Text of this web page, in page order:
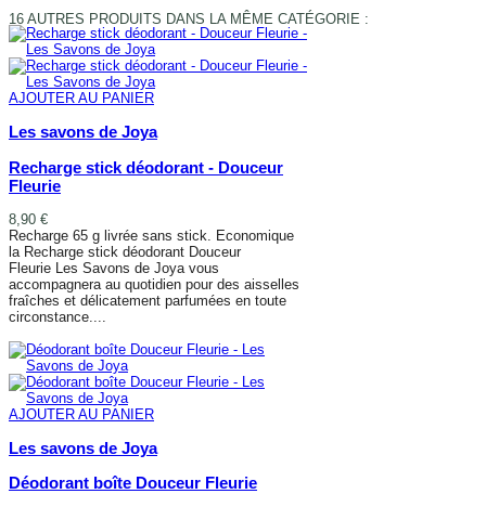
16 AUTRES PRODUITS DANS LA MÊME CATÉGORIE :
AJOUTER AU PANIER
Les savons de Joya
Recharge stick déodorant - Douceur
Fleurie
8,90 €
Recharge 65 g livrée sans stick. Economique
la Recharge stick déodorant Douceur
Fleurie Les Savons de Joya vous
accompagnera au quotidien pour des aisselles
fraîches et délicatement parfumées en toute
circonstance....
AJOUTER AU PANIER
Les savons de Joya
Déodorant boîte Douceur Fleurie